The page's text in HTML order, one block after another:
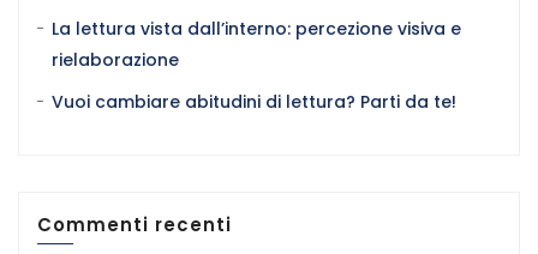
La lettura vista dall’interno: percezione visiva e
rielaborazione
Vuoi cambiare abitudini di lettura? Parti da te!
Commenti recenti